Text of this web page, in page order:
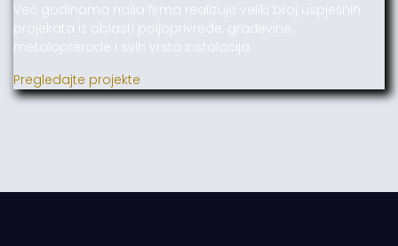
Već godinama naša firma realizuje veliki broj uspješnih
projekata iz oblasti poljoprivrede, građevine,
metaloprerade i svih vrsta instalacija.
Pregledajte projekte